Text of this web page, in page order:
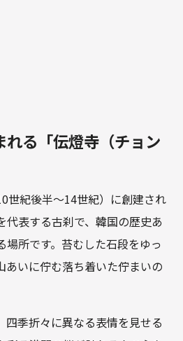
る「伝燈寺（チョン
世紀後半～14世紀）に創建され
代表する古刹で、韓国の歴史あ
場所です。苔むした石段をゆっ
あいに佇む落ち着いた佇まいの
四季折々に異なる表情を見せる